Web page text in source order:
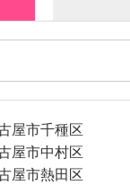
屋市千種区
屋市中村区
屋市熱田区